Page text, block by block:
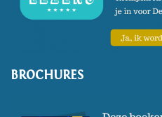
BROCHURES